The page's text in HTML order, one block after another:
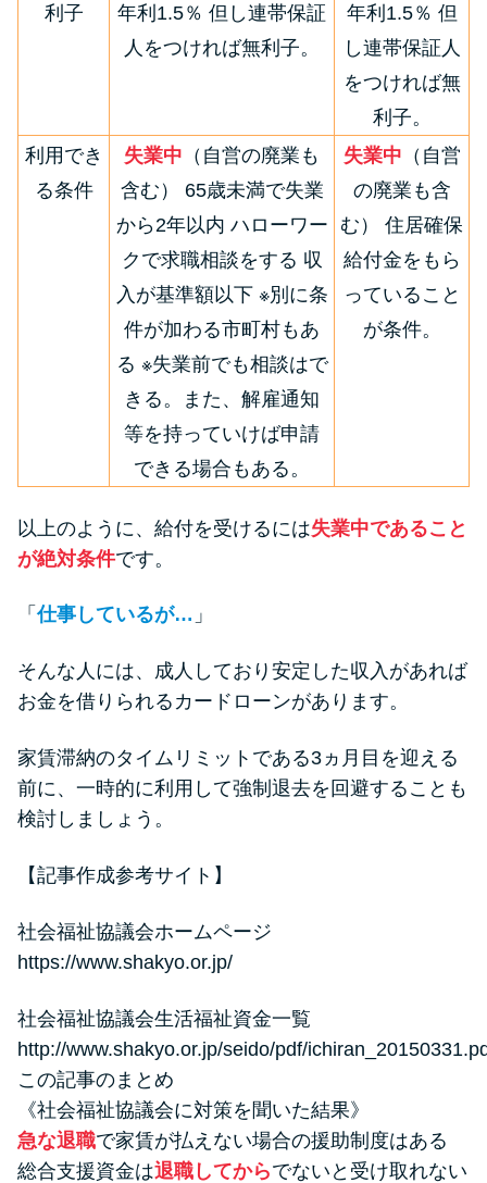
利子
年利1.5％ 但し連帯保証
人をつければ無利子。
年利1.5％ 但
し連帯保証人
をつければ無
利子。
利用でき
る条件
失業中 （自営の廃業も
含む） 65歳未満で失業
から2年以内 ハローワー
クで求職相談をする 収
入が基準額以下 ※別に条
件が加わる市町村もあ
る ※失業前でも相談はで
きる。また、解雇通知
等を持っていけば申請
できる場合もある。
失業中 （自営
の廃業も含
む） 住居確保
給付金をもら
っていること
が条件。
以上のように、給付を受けるには失業中であること
が絶対条件です。
「仕事しているが… 」
そんな人には、成人しており安定した収入があれば
お金を借りられるカードローンがあります。
家賃滞納のタイムリミットである3ヵ月目を迎える
前に、一時的に利用して強制退去を回避することも
検討しましょう。
【記事作成参考サイト】
社会福祉協議会ホームページ
https://www.shakyo.or.jp/
社会福祉協議会生活福祉資金一覧
http://www.shakyo.or.jp/seido/pdf/
この記事のまとめ
《社会福祉協議会に対策を聞いた結果》
急な退職で家賃が払えない場合の援助制度はある
総合支援資金は退職してからでないと受け取れない